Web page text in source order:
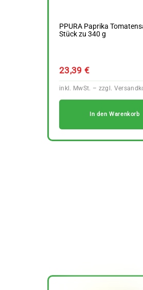
PPURA Paprika
Stück zu 340 g
23,39€
In den Warenkorb